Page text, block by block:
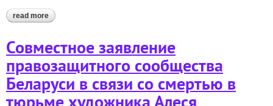
read more about заявление правозащитного сообщества беларуси по
поводу смерти политзаключённого вадима храсько
Совместное заявление
правозащитного сообщества
Беларуси в связи со смертью в
тюрьме художника Алеся